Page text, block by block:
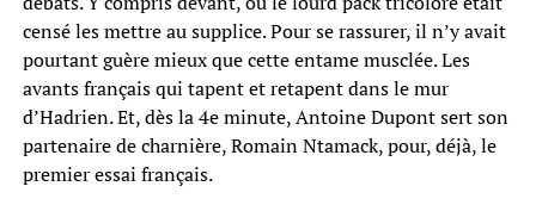
censé les mettre au supplice. Pour se rassurer, il n’y avait
pourtant guère mieux que cette entame musclée. Les
avants français qui tapent et retapent dans le mur
d’Hadrien. Et, dès la 4e minute, Antoine Dupont sert son
partenaire de charnière, Romain Ntamack, pour, déjà, le
premier essai français.